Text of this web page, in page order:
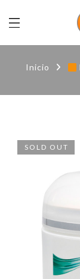
Inicio
SOLD OUT